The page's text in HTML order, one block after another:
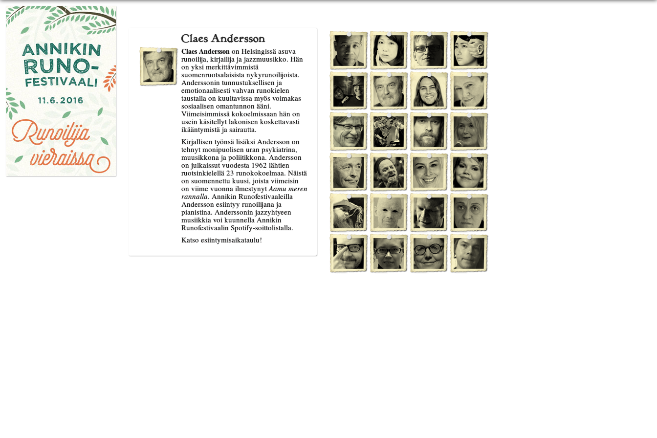
Claes Andersson
Claes Andersson on Helsingissä asuva
runoilija, kirjailija ja jazzmuusikko. Hän
on yksi merkittävimmistä
suomenruotsalaisista nykyrunoilijoista.
Anderssonin tunnustuksellisen ja
emotionaalisesti vahvan runokielen
taustalla on kuultavissa myös voimakas
sosiaalisen omantunnon ääni.
Viimeisimmissä kokoelmissaan hän on
usein käsitellyt lakonisen koskettavasti
ikääntymistä ja sairautta.
Kirjallisen työnsä lisäksi Andersson on
tehnyt monipuolisen uran psykiatrina,
muusikkona ja poliitikkona. Andersson
on julkaissut vuodesta 1962 lähtien
ruotsinkielellä 23 runokokoelmaa. Näistä
on suomennettu kuusi, joista viimeisin
on viime vuonna ilmestynytAamu meren
rannalla. Annikin Runofestivaaleilla
Andersson esiintyy runoilijana ja
pianistina. Anderssonin jazzyhtyeen
musiikkia voi kuunnellaAnnikin
Runofestivaalin Spotify-soittolistalla.
Katso esiintymisaikataulu!